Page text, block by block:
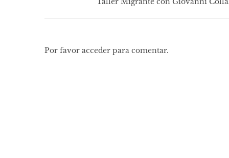
Por favor acceder para comentar.